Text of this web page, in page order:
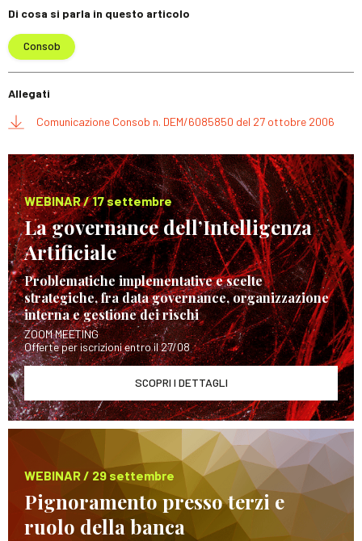
Di cosa si parla in questo articolo
Consob
Allegati
Comunicazione Consob n. DEM/6085850 del 27 ottobre 2006
WEBINAR / 17 settembre
La governance dell’Intelligenza
Artificiale
Problematiche implementative e scelte
strategiche, fra data governance, organizzazione
interna e gestione dei rischi
ZOOM MEETING
Offerte per iscrizioni entro il 27/08
SCOPRI I DETTAGLI
WEBINAR / 29 settembre
Pignoramento presso terzi e
ruolo della banca